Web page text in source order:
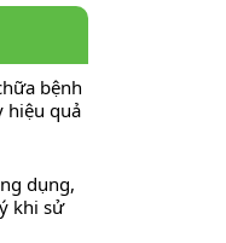
bệnh
hiệu quả
dụng,
khi sử